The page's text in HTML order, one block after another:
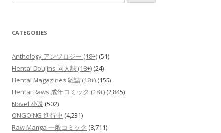
for:
CATEGORIES
Anthology アンソロジー (18+) (51)
Hentai Doujins 同人誌 (18+) (24)
Hentai Magazines 雑誌 (18+) (155)
Hentai Raws 成年コミック (18+) (2,845)
Novel 小説 (502)
ONGOING 進行中 (4,231)
Raw Manga 一般コミック (8,711)